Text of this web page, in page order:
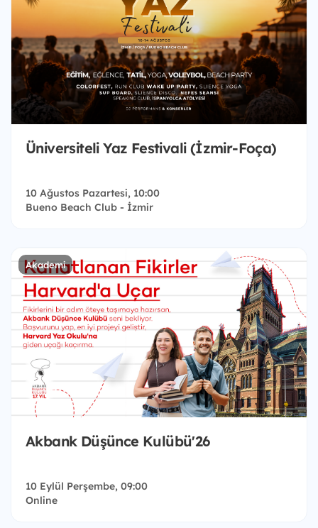
Üniversiteli Yaz Festivali (İzmir-Foça)
10 Ağustos Pazartesi, 10:00
Bueno Beach Club - İzmir
Akademi
Akbank Düşünce Kulübü'26
10 Eylül Perşembe, 09:00
Online